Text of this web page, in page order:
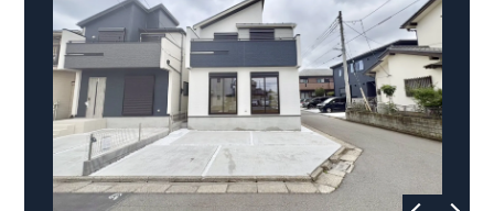
現地案内予約受付中詳細やご見学など、お気軽にお問合せ下さ
い♪ 東栄住宅 本八幡営業所 TEL:0120-948-056